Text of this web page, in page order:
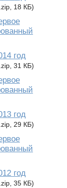
18 КБ)
год
31 КБ)
год
29 КБ)
год
35 КБ)